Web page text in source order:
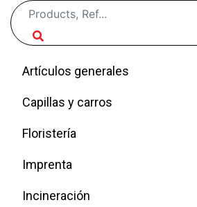
Artículos generales
Capillas y carros
Floristería
Imprenta
Incineración